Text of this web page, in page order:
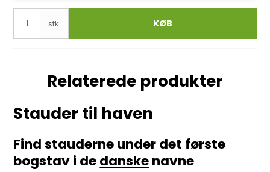
stk. KØB
Relaterede produkter
Stauder til haven
Find stauderne under det første
bogstav i dedanskenavne